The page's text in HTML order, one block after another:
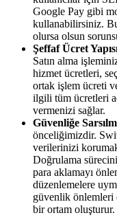
Google Pay gibi
kullanabilirsiniz.
olursa olsun
Şeffaf Ücret
Satın alma
hizmet ücretleri,
ortak işlem ücreti
ilgili tüm ücretleri
vermenizi sağlar.
Güvenliğe
önceliğimizdir.
verilerinizi
Doğrulama
para aklamayı
düzenlemelere
güvenlik önlemleri
bir ortam oluşturur.